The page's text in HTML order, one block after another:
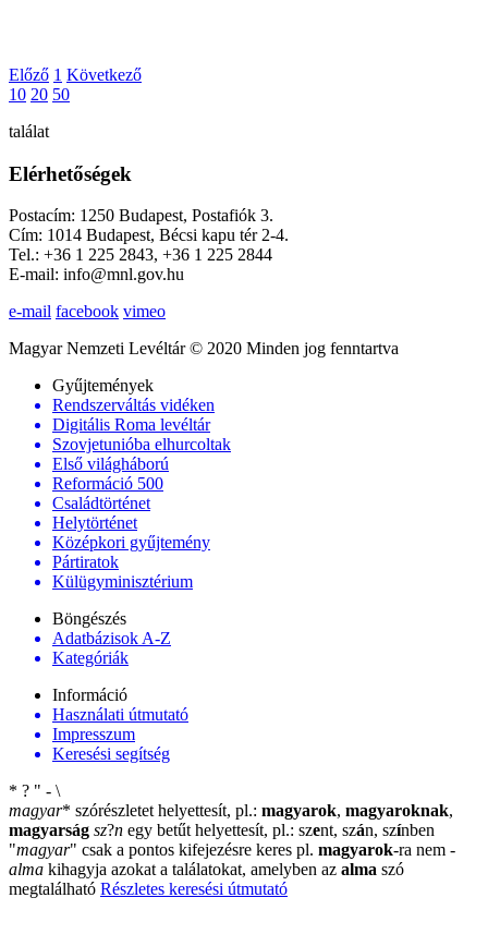
Előző 1 Következő
10 20 50
találat
Elérhetőségek
Postacím: 1250 Budapest, Postafiók 3.
Cím: 1014 Budapest, Bécsi kapu tér 2-4.
Tel.: +36 1 225 2843, +36 1 225 2844
E-mail: info@mnl.gov.hu
e-mail facebook vimeo
Magyar Nemzeti Levéltár © 2020 Minden jog fenntartva
Gyűjtemények
Rendszerváltás vidéken
Digitális Roma levéltár
Szovjetunióba elhurcoltak
Első világháború
Reformáció 500
Családtörténet
Helytörténet
Középkori gyűjtemény
Pártiratok
Külügyminisztérium
Böngészés
Adatbázisok A-Z
Kategóriák
Információ
Használati útmutató
Impresszum
Keresési segítség
* ? " - \
magyar* szórészletet helyettesít, pl.: magyarok, magyaroknak,
magyarság sz?n egy betűt helyettesít, pl.: szent, szán, színben
"magyar" csak a pontos kifejezésre keres pl. magyarok-ra nem -
alma kihagyja azokat a találatokat, amelyben az alma szó
megtalálható Részletes keresési útmutató